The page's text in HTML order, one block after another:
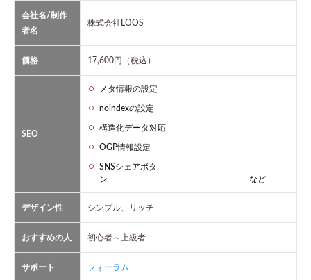
会社名/制作
者名
株式会社LOOS
価格 17,600円（税込）
SEO
メタ情報の設定
noindexの設定
構造化データ対応
OGP情報設定
SNSシェアボタ
ン など
デザイン性 シンプル、リッチ
おすすめの人 初心者～上級者
サポート フォーラム